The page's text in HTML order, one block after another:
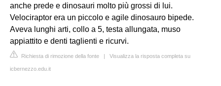
anche prede e dinosauri molto più grossi di lui.
Velociraptor era un piccolo e agile dinosauro bipede.
Aveva lunghi arti, collo a 5, testa allungata, muso
appiattito e denti taglienti e ricurvi.
Richiesta di rimozione della fonte | Visualizza la risposta completa su
icbernezzo.edu.it